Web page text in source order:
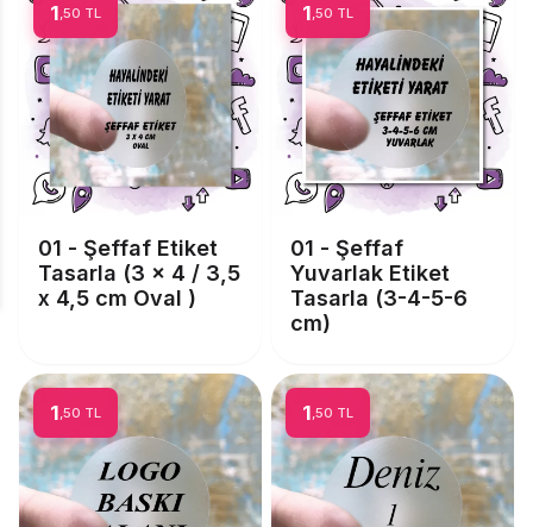
1 ,50 TL
01 - Şeffaf Etiket
Tasarla (3 x 4 / 3,5
x 4,5 cm Oval )
1 ,50 TL
01 - Şeffaf
Yuvarlak Etiket
Tasarla (3-4-5-6
cm)
1 ,50 TL 1 ,50 TL